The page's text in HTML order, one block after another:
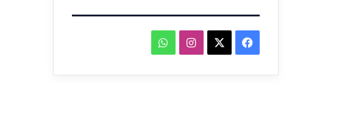
فيسبوك انستقرامواتساب